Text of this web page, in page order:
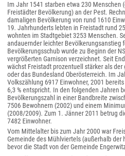
Im Jahr 1541 starben etwa 230 Menschen
Freistädter Bevölkerung) an der Pest.
damaligen Bevölkerung von rund 1610
19. Jahrhunderts lebten in Freistadt rund
wohnten im Stadtgebiet 3253 Menschen.
andauernder leichter Bevölkerungsanstieg
Bevölkerungsschub wurde zu Beginn der
vergrößerten Garnison verzeichnet. Seit
wächst Freistadt prozentuell stärker als
oder das Bundesland Oberösterreich. Im
Volkszählung 6917 Einwohner, 2001
6,3 % entspricht. In den folgenden Jahren
Bevölkerungszahl in einer Bandbreite
7506 Bewohnern (2002) und einem
(2008/2009). Zum 1. Jänner 2011 betrug
7482 Einwohner.
Vom Mittelalter bis zum Jahr 2000 war
Gemeinde des Mühlviertels (außerhalb der
bevor die Stadt von der Gemeinde